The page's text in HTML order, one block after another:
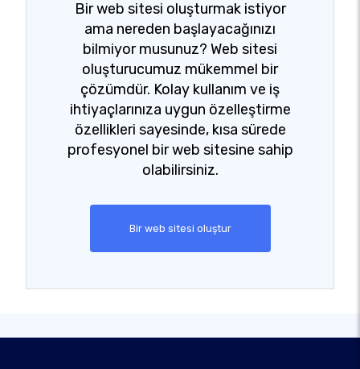
Bir web sitesi oluşturmak istiyor
ama nereden başlayacağınızı
bilmiyor musunuz? Web sitesi
oluşturucumuz mükemmel bir
çözümdür. Kolay kullanım ve iş
ihtiyaçlarınıza uygun özelleştirme
özellikleri sayesinde, kısa sürede
profesyonel bir web sitesine sahip
olabilirsiniz.
Bir web sitesi oluştur